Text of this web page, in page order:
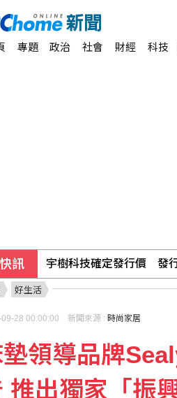
專題 政治 社會 財經 科技
快訊 宇樹科技確定發行價 發
盧秀燕反酸賴清德：關心
好生活
28 00:00:00 新聞來源 : 時尚家居
領導品牌
推出獨家「振